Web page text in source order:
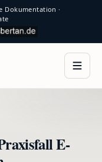
·
E-